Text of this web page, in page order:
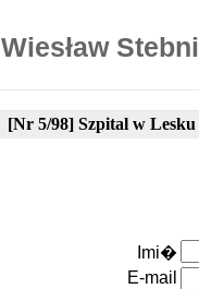
Wiesław
[Nr 5/98] Szpital w Lesku
Imi�
E-mail